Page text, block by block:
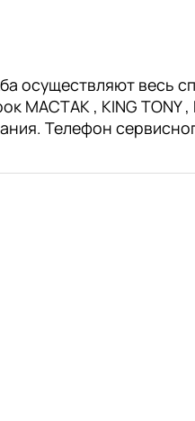
осуществляют весь
МАСТАК , KING TONY ,
Телефон